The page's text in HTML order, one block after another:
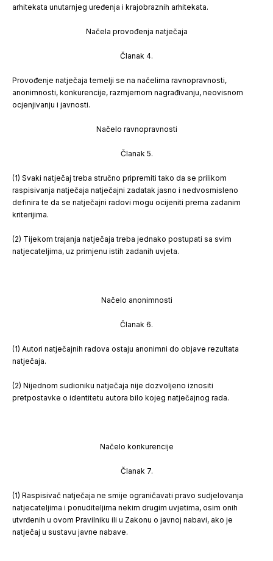
arhitekata unutarnjeg uređenja i krajobraznih arhitekata.
Načela provođenja natječaja
Članak 4.
Provođenje natječaja temelji se na načelima ravnopravnosti,
anonimnosti, konkurencije, razmjernom nagrađivanju, neovisnom
ocjenjivanju i javnosti.
Načelo ravnopravnosti
Članak 5.
(1) Svaki natječaj treba stručno pripremiti tako da se prilikom
raspisivanja natječaja natječajni zadatak jasno i nedvosmisleno
definira te da se natječajni radovi mogu ocijeniti prema zadanim
kriterijima.
(2) Tijekom trajanja natječaja treba jednako postupati sa svim
natjecateljima, uz primjenu istih zadanih uvjeta.
Načelo anonimnosti
Članak 6.
(1) Autori natječajnih radova ostaju anonimni do objave rezultata
natječaja.
(2) Nijednom sudioniku natječaja nije dozvoljeno iznositi
pretpostavke o identitetu autora bilo kojeg natječajnog rada.
Načelo konkurencije
Članak 7.
(1) Raspisivač natječaja ne smije ograničavati pravo sudjelovanja
natjecateljima i ponuditeljima nekim drugim uvjetima, osim onih
utvrđenih u ovom Pravilniku ili u Zakonu o javnoj nabavi, ako je
natječaj u sustavu javne nabave.